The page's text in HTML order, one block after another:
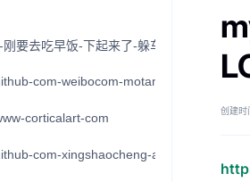
要去吃早饭-下起来了-躲车里20分钟
com-weibocom-motan
corticalart-com
com-xingshaocheng-architect-
创建时